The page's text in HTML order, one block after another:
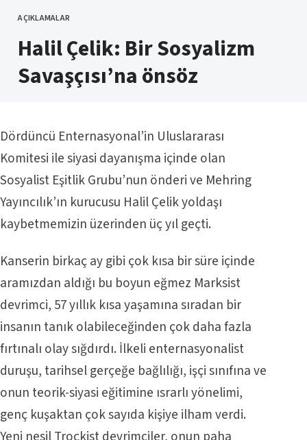
KATEGORI
AÇIKLAMALAR
Halil Çelik: Bir Sosyalizm
Savaşçısı’na önsöz
Dördüncü Enternasyonal’in Uluslararası
Komitesi ile siyasi dayanışma içinde olan
Sosyalist Eşitlik Grubu’nun önderi ve Mehring
Yayıncılık’ın kurucusu Halil Çelik yoldaşı
kaybetmemizin üzerinden üç yıl geçti.
Kanserin birkaç ay gibi çok kısa bir süre içinde
aramızdan aldığı bu boyun eğmez Marksist
devrimci, 57 yıllık kısa yaşamına sıradan bir
insanın tanık olabileceğinden çok daha fazla
fırtınalı olay sığdırdı. İlkeli enternasyonalist
duruşu, tarihsel gerçeğe bağlılığı, işçi sınıfına ve
onun teorik-siyasi eğitimine ısrarlı yönelimi,
genç kuşaktan çok sayıda kişiye ilham verdi.